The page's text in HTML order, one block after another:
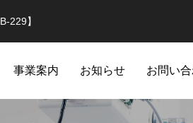
229】
事業案内 お知らせ お問い